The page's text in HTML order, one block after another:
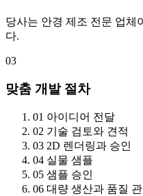
당사는 안경 제조 전문 업체
다.
03
맞춤 개발 절차
01 아이디어 전달
02 기술 검토와 견적
03 2D 렌더링과 승인
04 실물 샘플
05 샘플 승인
06 대량 생산과 품질 관